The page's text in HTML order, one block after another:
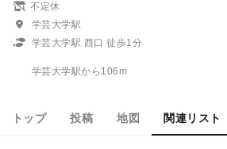
不定休
学芸大学駅
学芸大学駅 西口 徒歩1分
学芸大学駅から106m
トップ 投稿 地図 関連リスト